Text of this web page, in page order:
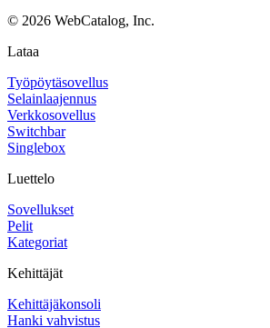
© 2026 WebCatalog, Inc.
Lataa
Työpöytäsovellus
Selainlaajennus
Verkkosovellus
Switchbar
Singlebox
Luettelo
Sovellukset
Pelit
Kategoriat
Kehittäjät
Kehittäjäkonsoli
Hanki vahvistus